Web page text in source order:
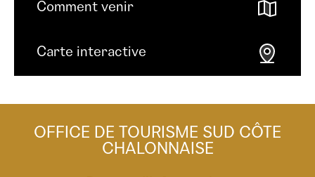
Comment venir
Carte interactive
OFFICE DE TOURISME SUD CÔTE
CHALONNAISE